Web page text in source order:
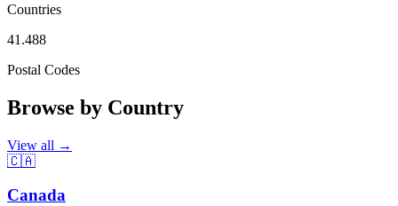
Countries
41.488
Postal Codes
Browse by Country
View all →
🇨🇦
Canada